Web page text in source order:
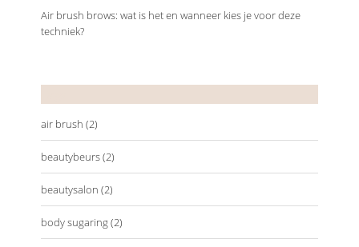
Air brush brows: wat is het en wanneer kies je voor deze
techniek?
air brush (2)
beautybeurs(2)
beautysalon (2)
body sugaring(2)